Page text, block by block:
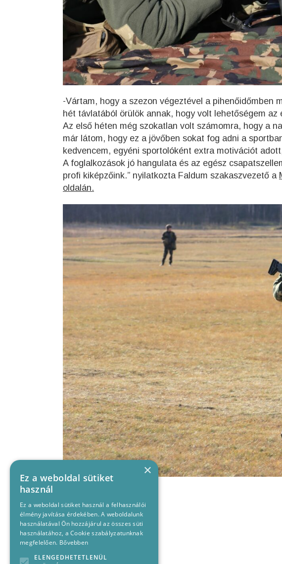
-Vártam, hogy a szezon végeztével a pihenőidőmben
hét távlatából örülök annak, hogy volt lehetőségem
Az első héten még szokatlan volt számomra, hogy a
már látom, hogy ez a jövőben sokat fog adni a
kedvencem, egyéni sportolóként extra motivációt
A foglalkozások jó hangulata és az egész
profi kiképzőink.” nyilatkozta Faldum szakaszvezető a
oldalán.
×
Ez a weboldal sütiket
használ
Ez a weboldal sütiket használ a felhasználói
élmény javítása érdekében. A weboldalunk
használatával Ön hozzájárul az összes süti
használatához, a Cookie szabályzatunknak
megfelelően. Bővebben
ELENGEDHETETLENÜL